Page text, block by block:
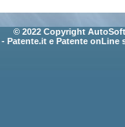
© 2022 Copyright
- Patente.it e Patente onLine